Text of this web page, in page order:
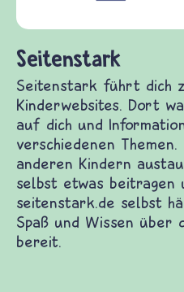
Kinderwebsites. Dort
verschiedenen
stellen, selbst
und Frieden,